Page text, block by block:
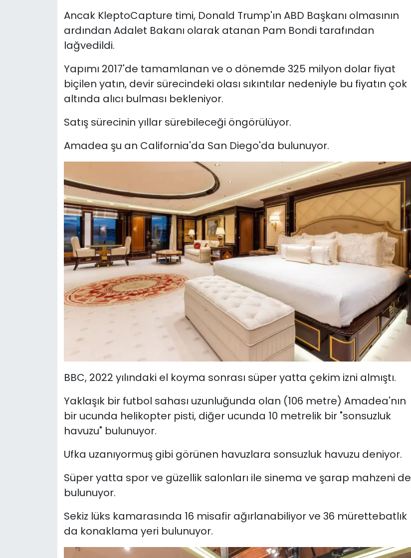
Ancak KleptoCapture timi, Donald Trump'ın ABD Başkanı olmasının
ardından Adalet Bakanı olarak atanan Pam Bondi tarafından
lağvedildi.
Yapımı 2017'de tamamlanan ve o dönemde 325 milyon dolar fiyat
biçilen yatın, devir sürecindeki olası sıkıntılar nedeniyle bu fiyatın çok
altında alıcı bulması bekleniyor.
Satış sürecinin yıllar sürebileceği öngörülüyor.
Amadea şu an California'da San Diego'da bulunuyor.
BBC, 2022 yılındaki el koyma sonrası süper yatta çekim izni almıştı.
Yaklaşık bir futbol sahası uzunluğunda olan (106 metre) Amadea'nın
bir ucunda helikopter pisti, diğer ucunda 10 metrelik bir "sonsuzluk
havuzu" bulunuyor.
Ufka uzanıyormuş gibi görünen havuzlara sonsuzluk havuzu deniyor.
Süper yatta spor ve güzellik salonları ile sinema ve şarap mahzeni de
bulunuyor.
Sekiz lüks kamarasında 16 misafir ağırlanabiliyor ve 36 mürettebatlık
da konaklama yeri bulunuyor.